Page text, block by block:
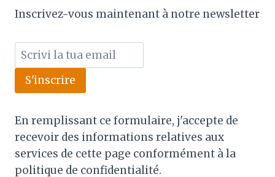
Inscrivez-vous maintenant à notre newsletter
S'inscrire
En remplissant ce formulaire, j'accepte de
recevoir des informations relatives aux
services de cette page conformément à la
politique de confidentialité.